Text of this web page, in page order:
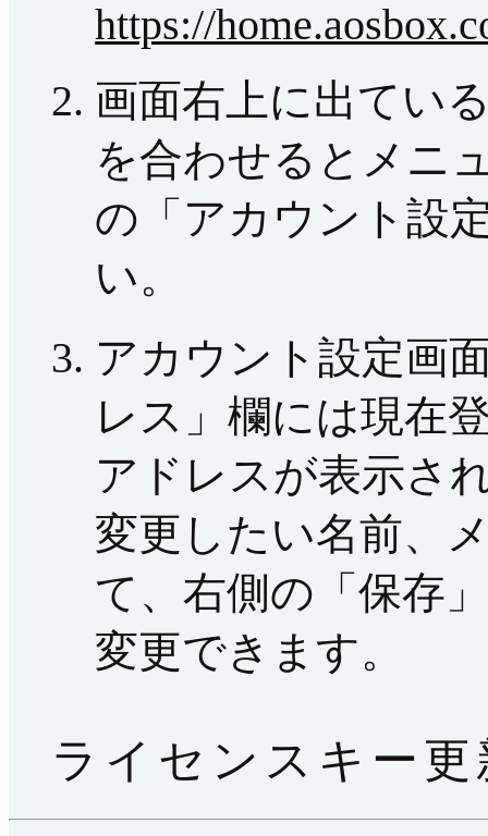
https://
画面右上に出てい
を合わせるとメニ
の「アカウント設
い。
アカウント設定画
レス」欄には現在
アドレスが表示さ
変更したい名前、
て、右側の「保存
変更できます。
ライセンスキー